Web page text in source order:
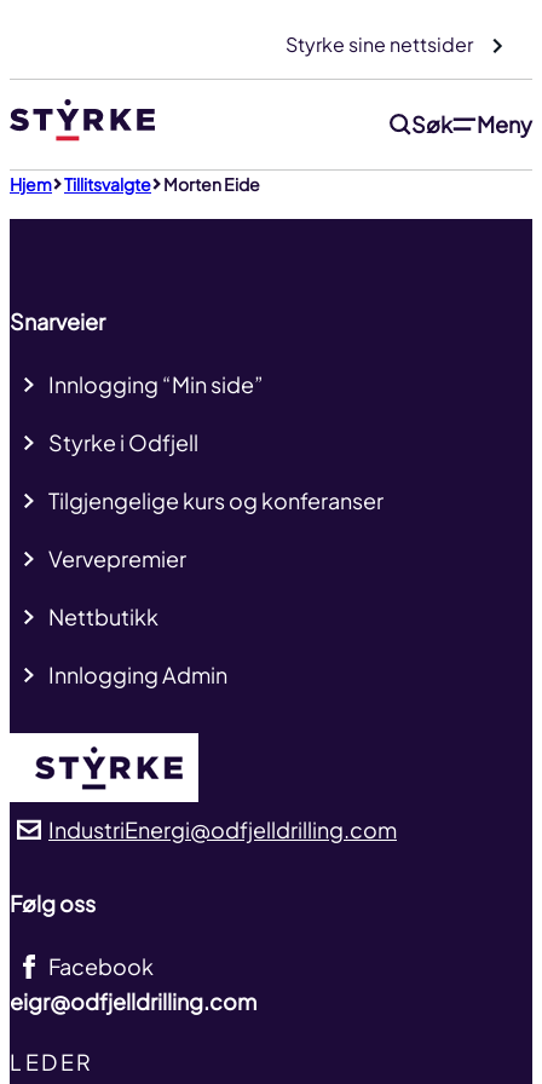
innhold
Styrke sine nettsider
Søk Meny
Hjem Tillitsvalgte Morten Eide Til toppen
Snarveier
Innlogging “Min side”
Styrke i Odfjell
Tilgjengelige kurs og konferanser
Vervepremier
Nettbutikk
Innlogging Admin
IndustriEnergi@odfjelldrilling.com
Følg oss
Facebook
eigr@odfjelldrilling.com
TITLE
LEDER